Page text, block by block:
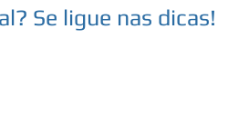
Se ligue nas dicas!